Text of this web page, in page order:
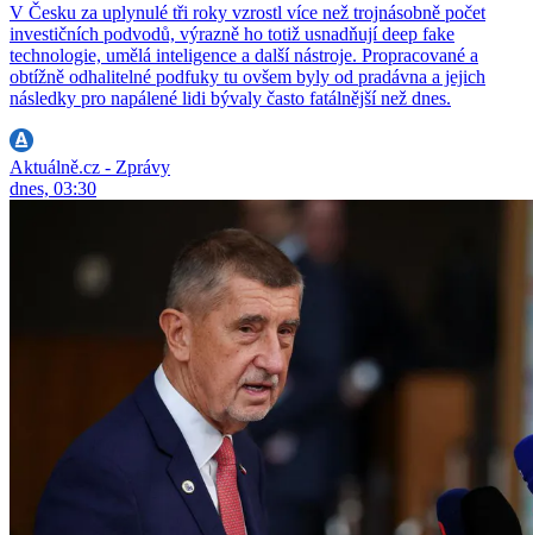
V Česku za uplynulé tři roky vzrostl více než trojnásobně počet
investičních podvodů, výrazně ho totiž usnadňují deep fake
technologie, umělá inteligence a další nástroje. Propracované a
obtížně odhalitelné podfuky tu ovšem byly od pradávna a jejich
následky pro napálené lidi bývaly často fatálnější než dnes.
Aktuálně.cz - Zprávy
dnes, 03:30